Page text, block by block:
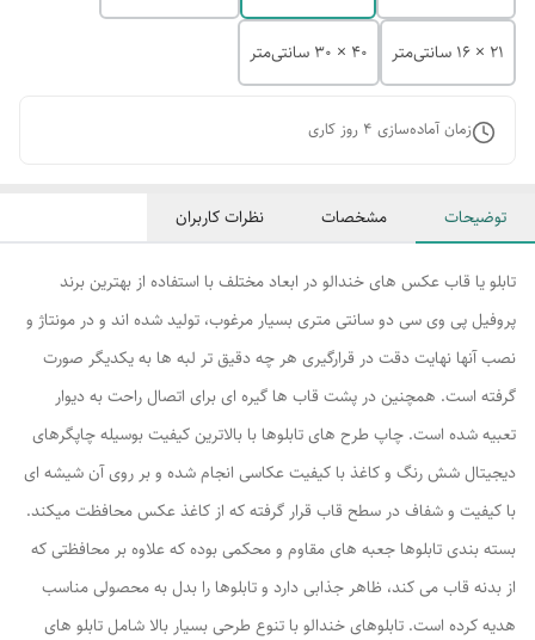
21 × 16 سانتی‌متر 40 × 30 سانتی‌متر
زمان آماده‌سازی 4 روز کاری
توضیحات مشخصات نظرات کاربران
تابلو یا قاب عکس های خندالو در ابعاد مختلف با استفاده از بهترین برند
پروفیل پی وی سی دو سانتی متری بسیار مرغوب، تولید شده اند و در مونتاژ و
نصب آنها نهایت دقت در قرارگیری هر چه دقیق تر لبه ها به یکدیگر صورت
گرفته است. همچنین در پشت قاب ها گیره ای برای اتصال راحت به دیوار
تعبیه شده است. چاپ طرح های تابلوها با بالاترین کیفیت بوسیله چاپگرهای
دیجیتال شش رنگ و کاغذ با کیفیت عکاسی انجام شده و بر روی آن شیشه ای
با کیفیت و شفاف در سطح قاب قرار گرفته که از کاغذ عکس محافظت میکند.
بسته بندی تابلوها جعبه های مقاوم و محکمی بوده که علاوه بر محافظتی که
از بدنه قاب می کند، ظاهر جذابی دارد و تابلوها را بدل به محصولی مناسب
هدیه کرده است. تابلوهای خندالو با تنوع طرحی بسیار بالا شامل تابلو های